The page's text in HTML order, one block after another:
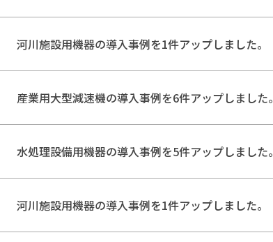
河川施設用機器の導入事例を1件アップしました。
産業用大型減速機の導入事例を6件アップしました。
水処理設備用機器の導入事例を5件アップしました。
河川施設用機器の導入事例を1件アップしました。